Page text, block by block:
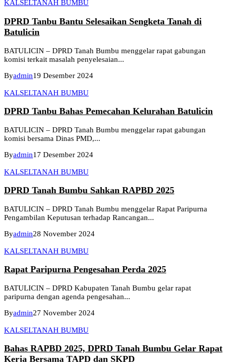
KALSELTANAH BUMBU
DPRD Tanbu Bantu Selesaikan Sengketa Tanah di
Batulicin
BATULICIN – DPRD Tanah Bumbu menggelar rapat gabungan
komisi terkait masalah penyelesaian...
Byadmin19 Desember 2024
KALSELTANAH BUMBU
DPRD Tanbu Bahas Pemecahan Kelurahan Batulicin
BATULICIN – DPRD Tanah Bumbu menggelar rapat gabungan
komisi bersama Dinas PMD,...
Byadmin17 Desember 2024
KALSELTANAH BUMBU
DPRD Tanah Bumbu Sahkan RAPBD 2025
BATULICIN – DPRD Tanah Bumbu menggelar Rapat Paripurna
Pengambilan Keputusan terhadap Rancangan...
Byadmin28 November 2024
KALSELTANAH BUMBU
Rapat Paripurna Pengesahan Perda 2025
BATULICIN – DPRD Kabupaten Tanah Bumbu gelar rapat
paripurna dengan agenda pengesahan...
Byadmin27 November 2024
KALSELTANAH BUMBU
Bahas RAPBD 2025, DPRD Tanah Bumbu Gelar Rapat
Kerja Bersama TAPD dan SKPD